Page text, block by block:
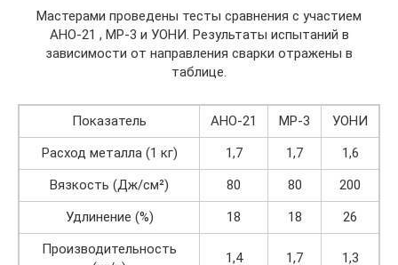
Мастерами проведены тесты сравнения с участием
АНО-21 , МР-3 и УОНИ. Результаты испытаний в
зависимости от направления сварки отражены в
таблице.
Показатель АНО-21 МР-3
УОНИ
Расход металла (1 кг)
1,7 1,7
1,6
Вязкость (Дж/см²)
80 80
200
Удлинение (%)
18 18
26
Производительность
1,4 1,7 1,3